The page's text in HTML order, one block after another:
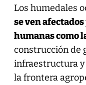
Los humedales
se ven
humanas como
construcción de
infraestructura y
la frontera